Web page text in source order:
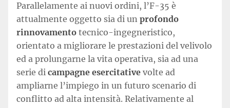
Parallelamente ai nuovi ordini, l’F-35 è
attualmente oggetto sia di un profondo
rinnovamento tecnico-ingegneristico,
orientato a migliorare le prestazioni del velivolo
ed a prolungarne la vita operativa, sia ad una
serie di campagne esercitative volte ad
ampliarne l’impiego in un futuro scenario di
conflitto ad alta intensità. Relativamente al